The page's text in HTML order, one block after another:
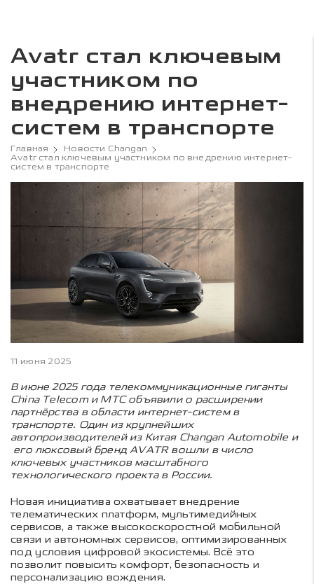
Avatr стал ключевым
участником по
внедрению интернет-
систем в транспорте
Главная
Новости Changan
Avatr стал ключевым участником по внедрению интернет-
систем в транспорте
11 июня 2025
В июне 2025 года телекоммуникационные гиганты
China Telecom и МТС объявили о расширении
партнёрства в области интернет-систем в
транспорте. Один из крупнейших
автопроизводителей из Китая Changan Automobile и
его люксовый бренд AVATR вошли в число
ключевых участников масштабного
технологического проекта в России.
Новая инициатива охватывает внедрение
телематических платформ, мультимедийных
сервисов, а также высокоскоростной мобильной
связи и автономных сервисов, оптимизированных
под условия цифровой экосистемы. Всё это
позволит повысить комфорт, безопасность и
персонализацию вождения.